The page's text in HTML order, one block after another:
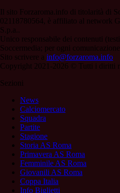
Il sito Forzaroma.info di titolarità di
02118780564, è affiliato al network
S.p.a..
Unico responsabile dei contenuti
Soccermedia; per ogni
Sito scrivere a info@forzaroma.info
Copyright 2021-2026 © Tutti i diritti
Sezioni
News
Calciomercato
Squadra
Partite
Stagione
Storia AS Roma
Primavera AS Roma
Femminile AS Roma
Giovanili AS Roma
Coppa Italia
Info Biglietti